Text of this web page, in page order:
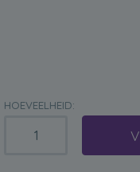
HOEVEELHEID: